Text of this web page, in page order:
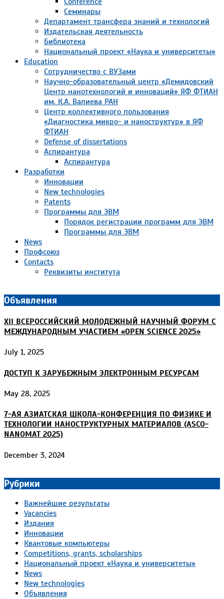
Семинары
Департамент трансфера знаний и технологий
Издательская деятельность
Библиотека
Национальный проект «Наука и университеты»
Education
Сотрудничество с ВУЗами
Научно-образовательный центр «Демидовский
Центр нанотехнологий и инноваций» ЯФ ФТИАН
им. К.А. Валиева РАН
Центр коллективного пользования
«Диагностика микро- и наноструктур» в ЯФ
ФТИАН
Defense of dissertations
Аспирантура
Аспирантура
Разработки
Инновации
New technologies
Patents
Программы для ЭВМ
Порядок регистрации программ для ЭВМ
Программы для ЭВМ
News
Профсоюз
Contacts
Реквизиты института
Объявления
XII ВСЕРОССИЙСКИЙ МОЛОДЕЖНЫЙ НАУЧНЫЙ ФОРУМ С
МЕЖДУНАРОДНЫМ УЧАСТИЕМ «OPEN SCIENCE 2025»
July 1, 2025
ДОСТУП К ЗАРУБЕЖНЫМ ЭЛЕКТРОННЫМ РЕСУРСАМ
May 28, 2025
7-АЯ АЗИАТСКАЯ ШКОЛА-КОНФЕРЕНЦИЯ ПО ФИЗИКЕ И
ТЕХНОЛОГИИ НАНОСТРУКТУРНЫХ МАТЕРИАЛОВ (ASCO-
NANOMAT 2025)
December 3, 2024
Рубрики
Важнейшие результаты
Vacancies
Издания
Инновации
Квантовые компьютеры
Competitions, grants, scholarships
Национальный проект «Наука и университеты»
News
New technologies
Объявления